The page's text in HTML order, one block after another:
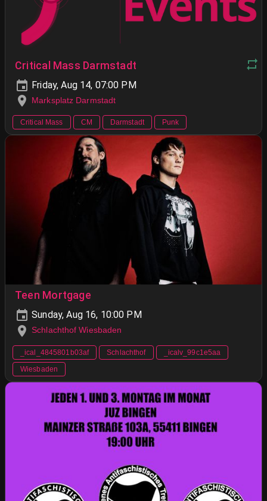
Critical Mass Darmstadt
Friday, Aug 14, 07:00 PM
Marksplatz Darmstadt
Critical Mass CM Darmstadt Punk
Teen Mortgage
Sunday, Aug 16, 10:00 PM
Schlachthof Wiesbaden
_ical_4845801b03af Schlachthof
_icalv_99c1e5aa
Wiesbaden